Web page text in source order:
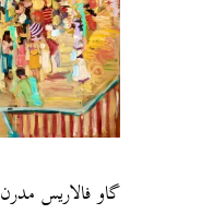
گاو فالاریس مدرن